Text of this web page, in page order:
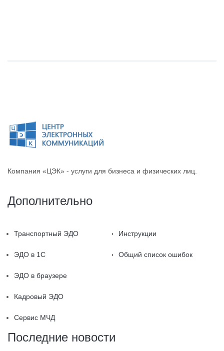
Компания «ЦЭК» - услуги для бизнеса и физических лиц.
Дополнительно
Транспортный ЭДО
ЭДО в 1С
ЭДО в браузере
Кадровый ЭДО
Сервис МЧД
Инструкции
Общий список ошибок
Последние новости